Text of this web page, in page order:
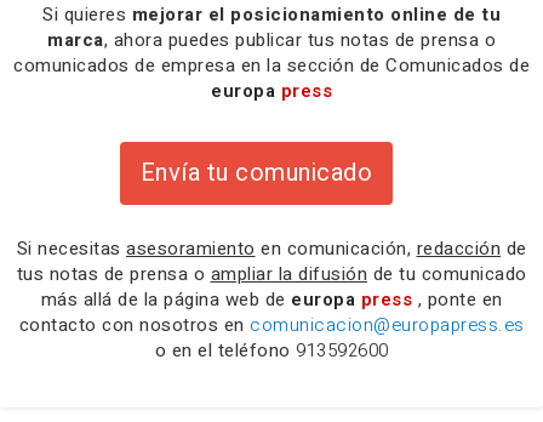
Si quieres mejorar el posicionamiento online de tu
marca, ahora puedes publicar tus notas de prensa o
comunicados de empresa en la sección de Comunicados de
europa press
Envía tu comunicado
Si necesitas asesoramiento en comunicación, redacción de
tus notas de prensa o ampliar la difusión de tu comunicado
más allá de la página web de europa press , ponte en
contacto con nosotros en comunicacion@europapress.es
o en el teléfono 913592600